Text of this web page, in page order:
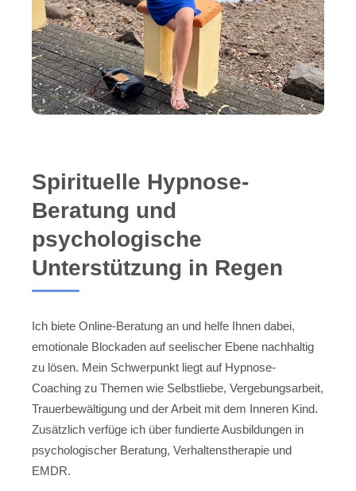
Spirituelle Hypnose-
Beratung und
psychologische
Unterstützung in Regen
Ich biete Online-Beratung an und helfe Ihnen dabei,
emotionale Blockaden auf seelischer Ebene nachhaltig
zu lösen. Mein Schwerpunkt liegt auf Hypnose-
Coaching zu Themen wie Selbstliebe, Vergebungsarbeit,
Trauerbewältigung und der Arbeit mit dem Inneren Kind.
Zusätzlich verfüge ich über fundierte Ausbildungen in
psychologischer Beratung, Verhaltenstherapie und
EMDR.